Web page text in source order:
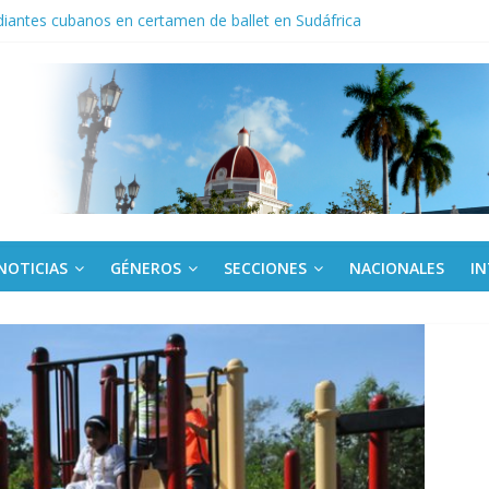
cubanos en certamen de ballet en Sudáfrica
opacado por el alcohol
Empresa Eléctrica de La Habana y otras instalaciones
Libro y el legado editorial cubano
GÉNEROS SECCIONES NACIONALES